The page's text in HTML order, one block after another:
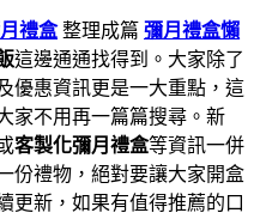
禮盒 整理成篇 彌月禮盒懶
這邊通通找得到。大家除了
優惠資訊更是一大重點，這
家不用再一篇篇搜尋。新
客製化彌月禮盒等資訊一併
份禮物，絕對要讓大家開盒
更新，如果有值得推薦的口